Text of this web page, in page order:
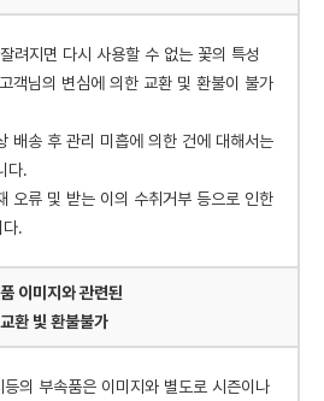
려지면 다시 사용할 수 없는 꽃의 특성
객님의 변심에 의한 교환 및 환불이 불가
배송 후 관리 미흡에 의한 건에 대해서는
다.
오류 및 받는 이의 수취거부 등으로 인한
다.
이미지와 관련된
교환 빛 환불불가
의 부속품은 이미지와 별도로 시즌이나